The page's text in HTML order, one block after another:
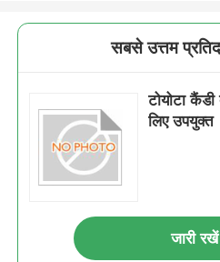
सबसे उत्तम
टोयोटा
लिए उपयुक्त
जारी रखें